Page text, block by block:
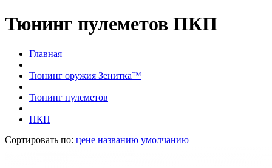
Тюнинг пулеметов ПКП
Главная
Тюнинг оружия Зенитка™
Тюнинг пулеметов
ПКП
Сортировать по: цене названию умолчанию